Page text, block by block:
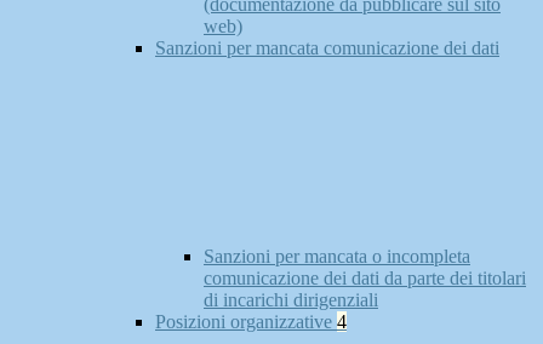
(documentazione da pubblicare sul sito
web)
Sanzioni per mancata comunicazione dei dati
Sanzioni per mancata o incompleta
comunicazione dei dati da parte dei titolari
di incarichi dirigenziali
Posizioni organizzative 4